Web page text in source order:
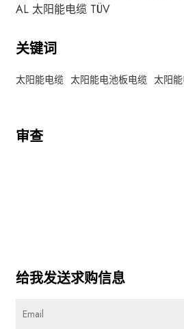
AL 太阳能电缆 TÜV
关键词
太阳能电缆 太阳能电池板电缆 太阳
审查
给我发送求购信息